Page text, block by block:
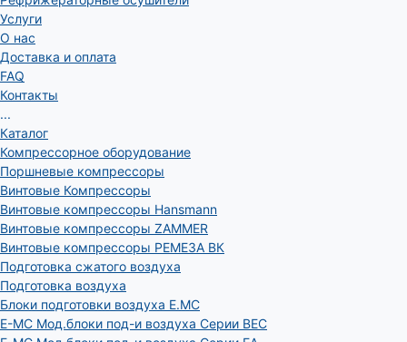
Услуги
О нас
Доставка и оплата
FAQ
Контакты
...
Каталог
Компрессорное оборудование
Поршневые компрессоры
Винтовые Компрессоры
Винтовые компрессоры Hansmann
Винтовые компрессоры ZAMMER
Винтовые компрессоры РЕМЕЗА ВК
Подготовка сжатого воздуха
Подготовка воздуха
Блоки подготовки воздуха E.MC
E-MC Мод.блоки под-и воздуха Серии BEC